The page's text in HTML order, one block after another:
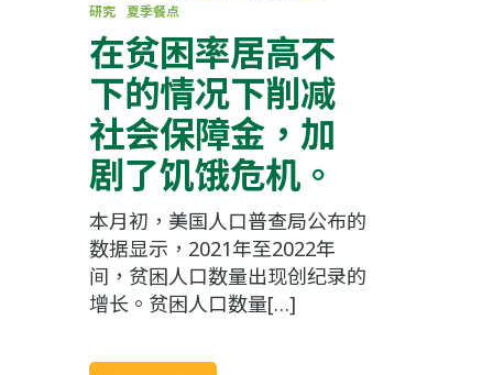
研究
夏季餐点
在贫困率居高不
下的情况下削减
社会保障金，加
剧了饥饿危机。
本月初，美国人口普查局公布的
数据显示，2021年至2022年
间，贫困人口数量出现创纪录的
增长。贫困人口数量[…]